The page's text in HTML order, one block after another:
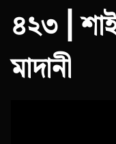
৪২৩ |
মাদানী